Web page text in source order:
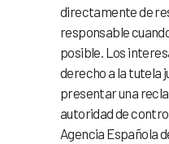
directamente de
responsable
posible. Los
derecho a la tutela
presentar una
autoridad de
Agencia Española